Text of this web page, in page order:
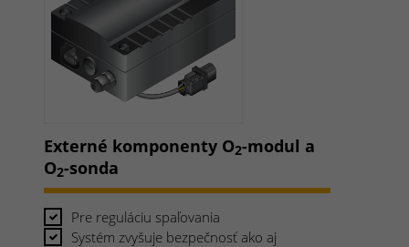
Externé komponenty O2-modul a
O2-sonda
Pre reguláciu spaľovania
Systém zvyšuje bezpečnosť ako aj